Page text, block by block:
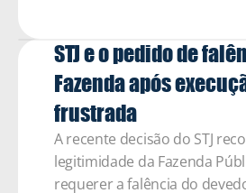
STJ e o pedido de
Fazenda após
frustrada
A recente decisão do STJ
legitimidade da Fazenda
requerer a falência do